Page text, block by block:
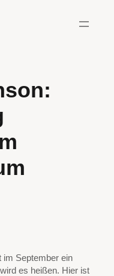
im September ein
es heißen. Hier ist